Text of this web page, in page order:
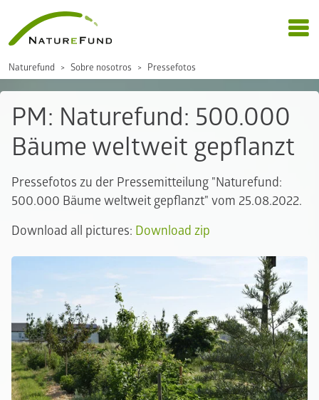
Naturefund Sobre nosotros Pressefotos
PM: Naturefund: 500.000
Bäume weltweit gepflanzt
Pressefotos zu der Pressemitteilung "Naturefund:
500.000 Bäume weltweit gepflanzt" vom 25.08.2022.
Download all pictures: Download zip